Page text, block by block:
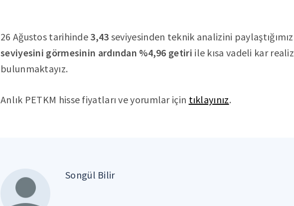
26 Ağustos tarihinde 3,43 seviyesinden teknik analizini paylaştığımız
seviyesini görmesinin ardından %4,96 getiri ile kısa vadeli kar
bulunmaktayız.
Anlık PETKM hisse fiyatları ve yorumlar için tıklayınız.
Songül Bilir